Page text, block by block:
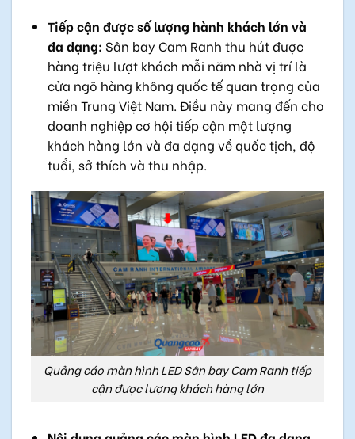
Tiếp cận được số lượng hành khách lớn và
đa dạng: Sân bay Cam Ranh thu hút được
hàng triệu lượt khách mỗi năm nhờ vị trí là
cửa ngõ hàng không quốc tế quan trọng của
miền Trung Việt Nam. Điều này mang đến cho
doanh nghiệp cơ hội tiếp cận một lượng
khách hàng lớn và đa dạng về quốc tịch, độ
tuổi, sở thích và thu nhập.
Quảng cáo màn hình LED Sân bay Cam Ranh tiếp
cận được lượng khách hàng lớn